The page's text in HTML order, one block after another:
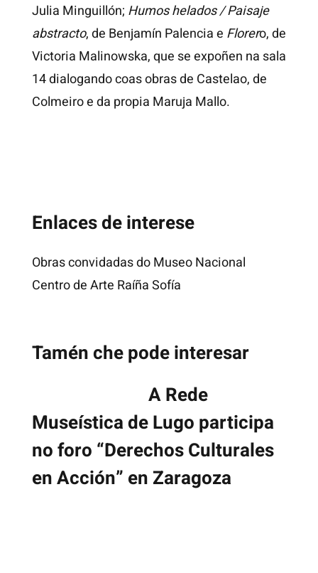
Julia Minguillón; Humos helados / Paisaje
abstracto, de Benjamín Palencia e Florero, de
Victoria Malinowska, que se expoñen na sala
14 dialogando coas obras de Castelao, de
Colmeiro e da propia Maruja Mallo.
Enlaces de interese
Obras convidadas do Museo Nacional
Centro de Arte Raíña Sofía
Tamén che pode interesar
A Rede
Museística de Lugo participa
no foro “Derechos Culturales
en Acción” en Zaragoza